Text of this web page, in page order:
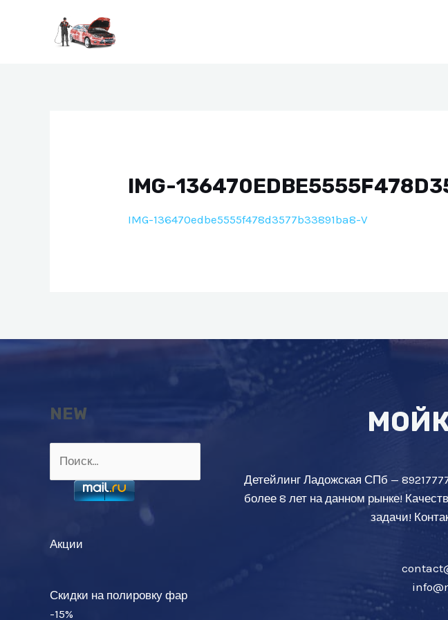
содержимому
IMG-
IMG-136470edbe5555f478d3577b33891ba8-V
NEW
Акции
Скидки на полировку фар
-15%
Детейлинг Ладожская СПб —
более 8 лет на данном рынке!
задачи!